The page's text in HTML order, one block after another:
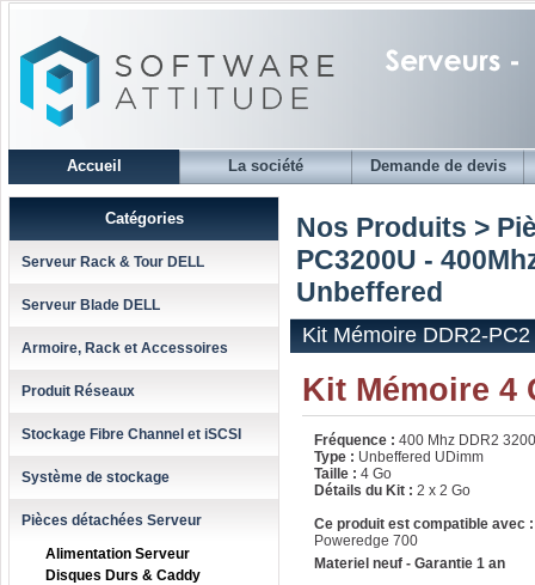
Accueil La société Demande de devis
Catégories
Serveur Rack & Tour DELL
Serveur Blade DELL
Armoire, Rack et Accessoires
Produit Réseaux
Stockage Fibre Channel et iSCSI
Système de stockage
Pièces détachées Serveur
Alimentation Serveur
Disques Durs & Caddy
Nos Produits >
PC3200U -
Unbeffered
Kit Mémoire DDR2-
Kit Mémoire 4
Fréquence : 400 Mhz DDR2
Type : Unbeffered UDimm
Taille : 4 Go
Détails du Kit : 2 x 2 Go
Ce produit est compatible avec :
Poweredge 700
Materiel neuf - Garantie 1 an